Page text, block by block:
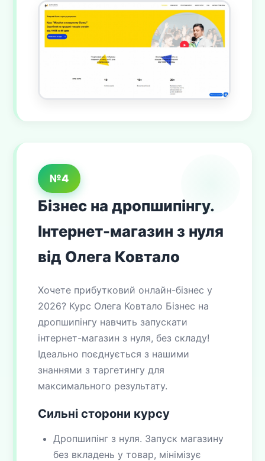
№4
Бізнес на дропшипінгу.
Інтернет-магазин з нуля
від Олега Ковтало
Хочете прибутковий онлайн-бізнес у
2026? Курс Олега Ковтало Бізнес на
дропшипінгу навчить запускати
інтернет-магазин з нуля, без складу!
Ідеально поєднується з нашими
знаннями з таргетингу для
максимального результату.
Сильні сторони курсу
Дропшипінг з нуля. Запуск магазину
без вкладень у товар, мінімізує